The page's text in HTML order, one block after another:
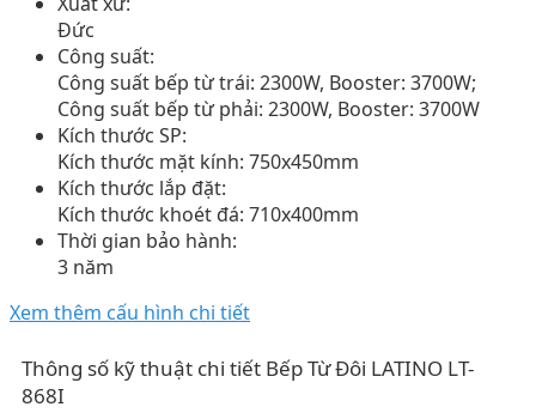
Đức
Công suất:
Công suất bếp từ trái: 2300W, Booster: 3700W;
Công suất bếp từ phải: 2300W, Booster: 3700W
Kích thước SP:
Kích thước mặt kính: 750x450mm
Kích thước lắp đặt:
Kích thước khoét đá: 710x400mm
Thời gian bảo hành:
3 năm
Xem thêm cấu hình chi tiết
Thông số kỹ thuật chi tiết Bếp Từ Đôi LATINO LT-
868I